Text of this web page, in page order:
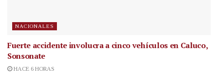
NACIONALES
Fuerte accidente involucra a cinco vehículos en Caluco,
Sonsonate
HACE 6 HORAS